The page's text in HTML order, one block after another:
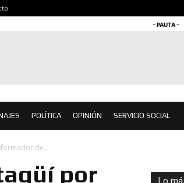
- PAUTA -
POLÍTICA OPINIÓN SERVICIO SOCIAL
de...
por